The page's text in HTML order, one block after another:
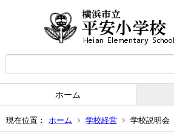
ホーム
現在位置： ホーム 学校経営 学校説明会